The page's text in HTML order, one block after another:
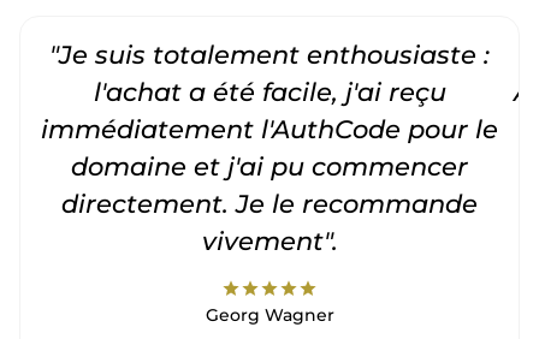
"Je suis totalement enthousiaste :
l'achat a été facile, j'ai reçu
immédiatement l'AuthCode pour le
domaine et j'ai pu commencer
directement. Je le recommande
vivement".
starstarstarstarstar
Georg Wagner